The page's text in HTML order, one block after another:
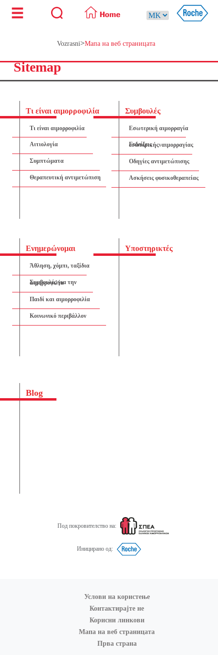
Vozrasni>Мапа на веб страницата
Sitemap
Τι είναι αιμορροφιλία
Τι είναι αιμορροφιλία
Αιτιολογία
Συμπτώματα
Θεραπευτική αντιμετώπιση
Συμβουλές
Εσωτερική αιμορραγία
Ενδείξεις εσωτερικήςvαιμορραγίας
Οδηγίες αντιμετώπισης
Ασκήσεις φυσικοθεραπείας
Ενημερώνομαι
Άθληση, χόμπι, ταξίδια
Συμβουλές για την αιμορροφιλία
Παιδί και αιμορροφιλία
Κοινωνικό περιβάλλον
Υποστηρικτές
Blog
Под покровителство на:
Иницирано од:
Услови на користење
Контактирајте не
Корисни линкови
Мапа на веб страницата
Прва страна